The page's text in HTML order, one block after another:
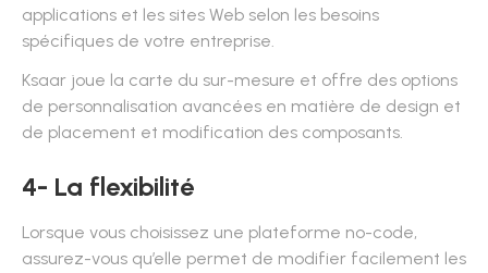
applications et les sites Web selon les besoins
spécifiques de votre entreprise.
Ksaar joue la carte du sur-mesure et offre des options
de personnalisation avancées en matière de design et
de placement et modification des composants.
4- La flexibilité
Lorsque vous choisissez une plateforme no-code,
assurez-vous qu’elle permet de modifier facilement les